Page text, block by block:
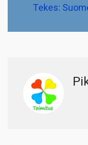
Tekes: